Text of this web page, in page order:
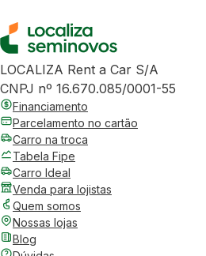
LOCALIZA Rent a Car S/A
CNPJ nº 16.670.085/0001-55
Financiamento
Parcelamento no cartão
Carro na troca
Tabela Fipe
Carro Ideal
Venda para lojistas
Quem somos
Nossas lojas
Blog